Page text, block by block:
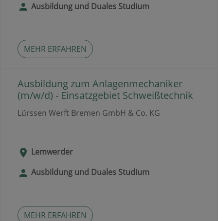
Ausbildung und Duales Studium
MEHR ERFAHREN
Ausbildung zum Anlagenmechaniker
(m/w/d) - Einsatzgebiet Schweißtechnik
Lürssen Werft Bremen GmbH & Co. KG
Lemwerder
Ausbildung und Duales Studium
MEHR ERFAHREN